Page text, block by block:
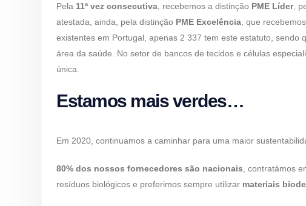
Pela 11ª vez consecutiva , recebemos a distinção PME Líder,
atestada, ainda, pela distinção PME Excelência , que
existentes em Portugal, apenas 2 337 tem este estatuto,
área da saúde. No setor de bancos de tecidos e células
única.
Estamos mais verdes…
Em 2020, continuamos a caminhar para uma maior
80% dos nossos fornecedores são nacionais , contratámos
resíduos biológicos e preferimos sempre utilizar materiais